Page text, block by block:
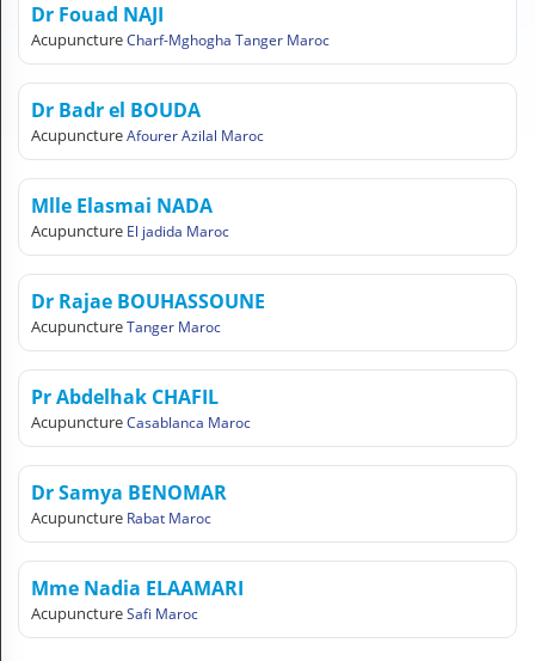
M
P
T
FR Français
Se connecter
Dr Fouad NAJI
AcupunctureCharf-Mghogha Tanger Maroc
Dr Badr el BOUDA
AcupunctureAfourer Azilal Maroc
Mlle Elasmai NADA
Acupuncture El jadida Maroc
Dr Rajae BOUHASSOUNE
AcupunctureTanger Maroc
Pr Abdelhak CHAFIL
AcupunctureCasablanca Maroc
Dr Samya BENOMAR
Acupuncture Rabat Maroc
Mme Nadia ELAAMARI
AcupunctureSafi Maroc